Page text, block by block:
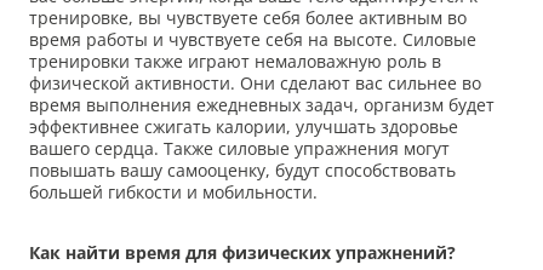
тренировке, вы чувствуете себя более активным во
время работы и чувствуете себя на высоте. Силовые
тренировки также играют немаловажную роль в
физической активности. Они сделают вас сильнее во
время выполнения ежедневных задач, организм будет
эффективнее сжигать калории, улучшать здоровье
вашего сердца. Также силовые упражнения могут
повышать вашу самооценку, будут способствовать
большей гибкости и мобильности.
Как найти время для физических упражнений?